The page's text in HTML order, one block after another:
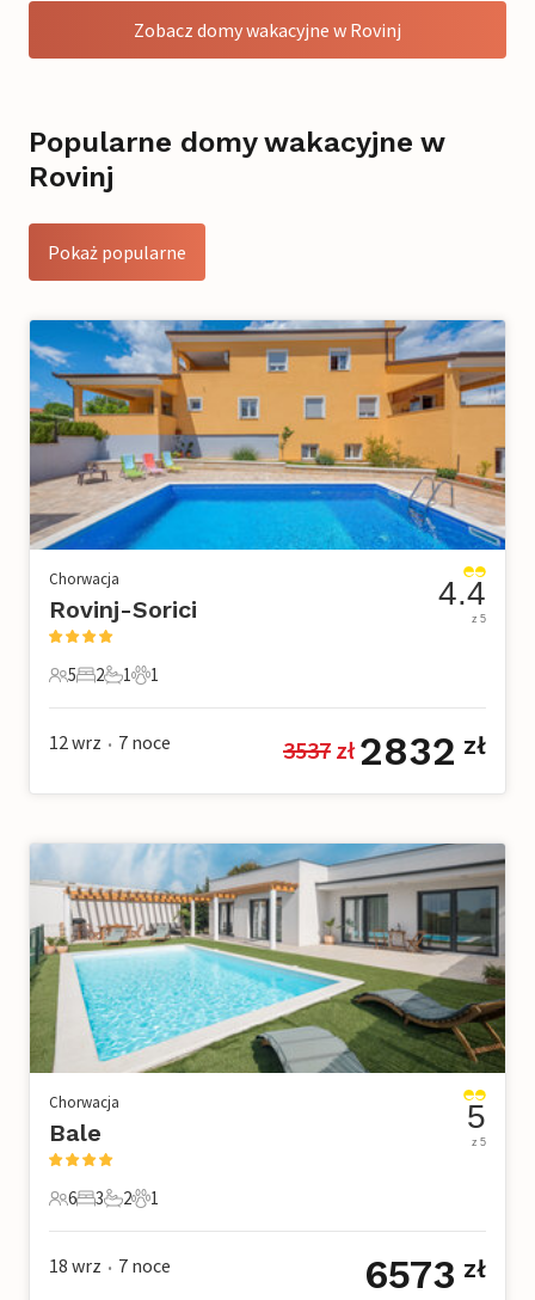
Zobacz domy wakacyjne w Rovinj
Popularne domy wakacyjne w
Rovinj
Pokaż popularne
Chorwacja
Rovinj-Sorici
5 Goście
5
2 Sypialnie
2
1 Łazienka
1
1 Zwierzę domowe
1
4.4
z 5
12 wrz • 7 noce 3537 zł 2832 zł
Chorwacja
Bale
6 Goście
6
3 Sypialnie
3
2 Łazienki
2
1 Zwierzę domowe
1
5
z 5
18 wrz • 7 noce 6573 zł